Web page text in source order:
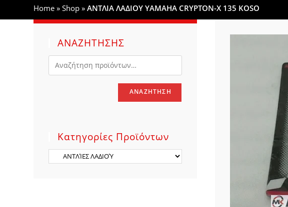
SEARCH
Home »Shop »ΑΝΤΛΙΑ ΛΑΔΙΟΥ YAMAHA CRYPTON-X 135 KOSO
ΑΝΑΖΗΤΗΣΗΣ
ΑΝΑΖΉΤΗΣΗ
Κατηγορίες Προϊόντων